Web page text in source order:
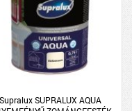
Supralux SUPRALUX AQUA